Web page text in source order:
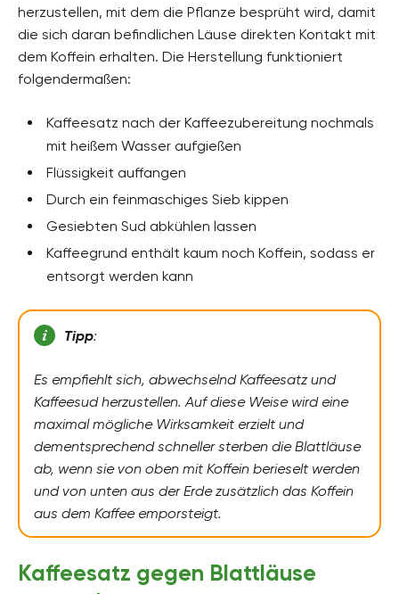
herzustellen, mit dem die Pflanze besprüht wird, damit
die sich daran befindlichen Läuse direkten Kontakt mit
dem Koffein erhalten. Die Herstellung funktioniert
folgendermaßen:
Kaffeesatz nach der Kaffeezubereitung nochmals
mit heißem Wasser aufgießen
Flüssigkeit auffangen
Durch ein feinmaschiges Sieb kippen
Gesiebten Sud abkühlen lassen
Kaffeegrund enthält kaum noch Koffein, sodass er
entsorgt werden kann
Tipp:
Es empfiehlt sich, abwechselnd Kaffeesatz und
Kaffeesud herzustellen. Auf diese Weise wird eine
maximal mögliche Wirksamkeit erzielt und
dementsprechend schneller sterben die Blattläuse
ab, wenn sie von oben mit Koffein berieselt werden
und von unten aus der Erde zusätzlich das Koffein
aus dem Kaffee emporsteigt.
Kaffeesatz gegen Blattläuse